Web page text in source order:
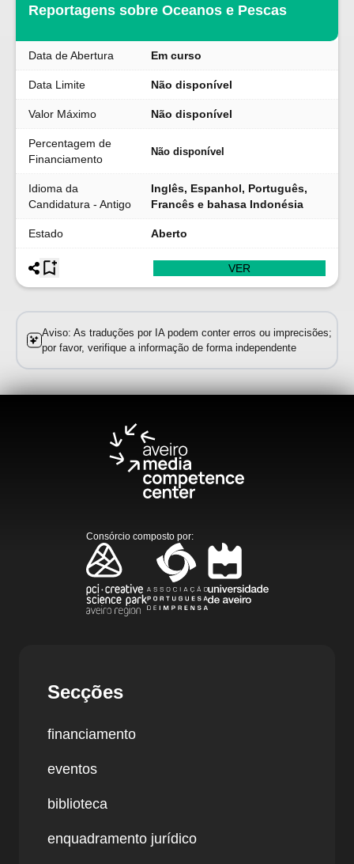
Reportagens sobre Oceanos e Pescas
Data de Abertura Em curso
Data Limite Não disponível
Valor Máximo Não disponível
Percentagem de
Financiamento
Não disponível
Idioma da
Candidatura - Antigo
Inglês, Espanhol, Português,
Francês e bahasa Indonésia
Estado Aberto
VER
Aviso: As traduções por IA podem conter erros ou imprecisões;
por favor, verifique a informação de forma independente
Consórcio composto por:
Secções
financiamento
eventos
biblioteca
enquadramento jurídico